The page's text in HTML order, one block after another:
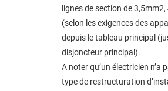
lignes de section de
(selon les exigences des
depuis le tableau principal
disjoncteur principal).
A noter qu’un électricien n’a
type de restructuration